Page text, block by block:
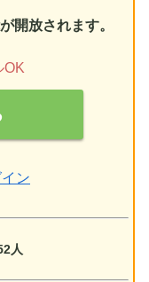
開放されます。
OK
ン
人